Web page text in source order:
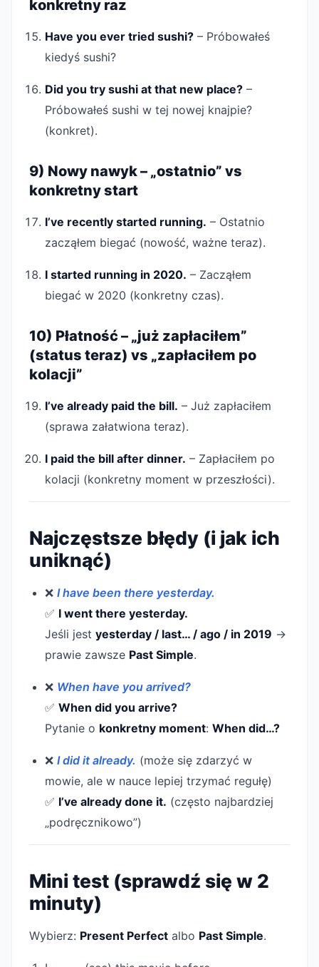
konkretny raz
Have you ever tried sushi?– Próbowałeś
kiedyś sushi?
Did you try sushi at that new place?–
Próbowałeś sushi w tej nowej knajpie?
(konkret).
9) Nowy nawyk – „ostatnio” vs
konkretny start
I’ve recently started running. – Ostatnio
zacząłem biegać (nowość, ważne teraz).
I started running in 2020. – Zacząłem
biegać w 2020 (konkretny czas).
10) Płatność – „już zapłaciłem”
(status teraz) vs „zapłaciłem po
kolacji”
I’ve already paid the bill. – Już zapłaciłem
(sprawa załatwiona teraz).
I paid the bill after dinner. – Zapłaciłem po
kolacji (konkretny moment w przeszłości).
Najczęstsze błędy (i jak ich
uniknąć)
❌ I have been there yesterday.
✅ I went there yesterday.
Jeśli jest yesterday / last… / ago / in 2019 →
prawie zawsze Past Simple.
❌ When have you arrived?
✅ When did you arrive?
Pytanie o konkretny moment: When did…?
❌ I did it already. (może się zdarzyć w
mowie, ale w nauce lepiej trzymać regułę)
✅ I’ve already done it. (często najbardziej
„podręcznikowo”)
Mini test (sprawdź się w 2
minuty)
Wybierz: Present Perfect albo Past Simple.